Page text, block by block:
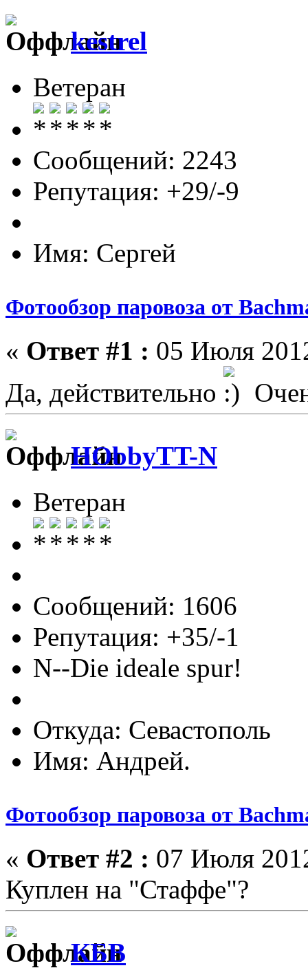
kestrel
Ветеран
Сообщений: 2243
Репутация: +29/-9
Имя: Сергей
Фотообзор паровоза от
« Ответ #1 : 05 Июля
Да, действительно
HObbyTT-N
Ветеран
Сообщений: 1606
Репутация: +35/-1
N--Die ideale spur!
Откуда: Севастополь
Имя: Андрей.
Фотообзор паровоза от
« Ответ #2 : 07 Июля
Куплен на "Стаффе"?
КБВ